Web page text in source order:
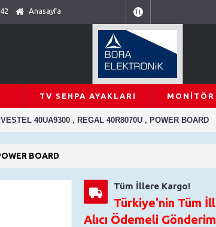
Anasayfa TL
TV SEHPA AYAKLARI
40UA9300 , REGAL 40R8070U , POWER BOARD
BOARD
Tüm İllere Kargo!
Türkiye'nin Tüm
Alıcı Ödemeli